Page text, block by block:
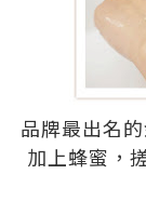
品牌最出名
加上蜂蜜，